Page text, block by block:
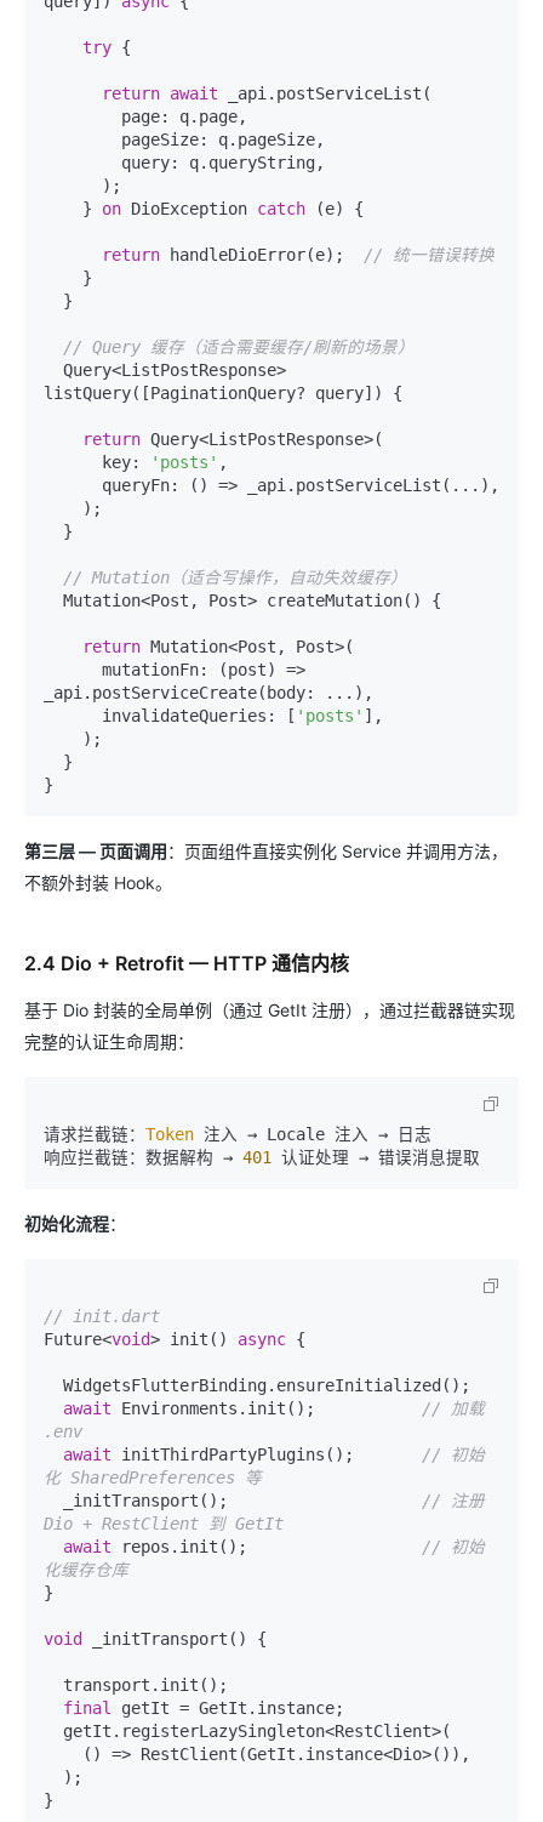
try {
return await _api.postServiceList(
    }
on DioException catch (e) {
return handleDioError(e);
// 统一错误转换
// Query 缓存（适合需要缓存/刷新的场景）
listQuery([PaginationQuery? query]) {
return Query<ListPostResponse>(
      key:
'posts' ,
// Mutation（适合写操作，自动失效缓存）
return Mutation<Post, Post>(
_api.postServiceCreate(body: ...),
      invalidateQueries: [
'posts' ],
第三层 — 页面调用：页面组件直接实例化 Service 并调用方法，
不额外封装 Hook。
2.4 Dio + Retrofit — HTTP 通信内核
基于 Dio 封装的全局单例（通过 GetIt 注册），通过拦截器链实现
完整的认证生命周期：
请求拦截链： Token 注入 → Locale 注入 → 日志
响应拦截链：数据解构 → 401
初始化流程：
// init.dart
Future<void> init() async {
await Environments.init();
// 加载
.env
await initThirdPartyPlugins();
// 初始
化 SharedPreferences 等
  _initTransport();
// 注册
Dio + RestClient 到 GetIt
await repos.init();
// 初始
化缓存仓库
}
void _initTransport() {
final
getIt = GetIt.instance;